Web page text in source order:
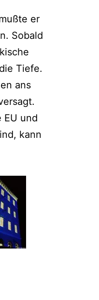
er
Sobald
Tiefe.
ans
EU und
kann